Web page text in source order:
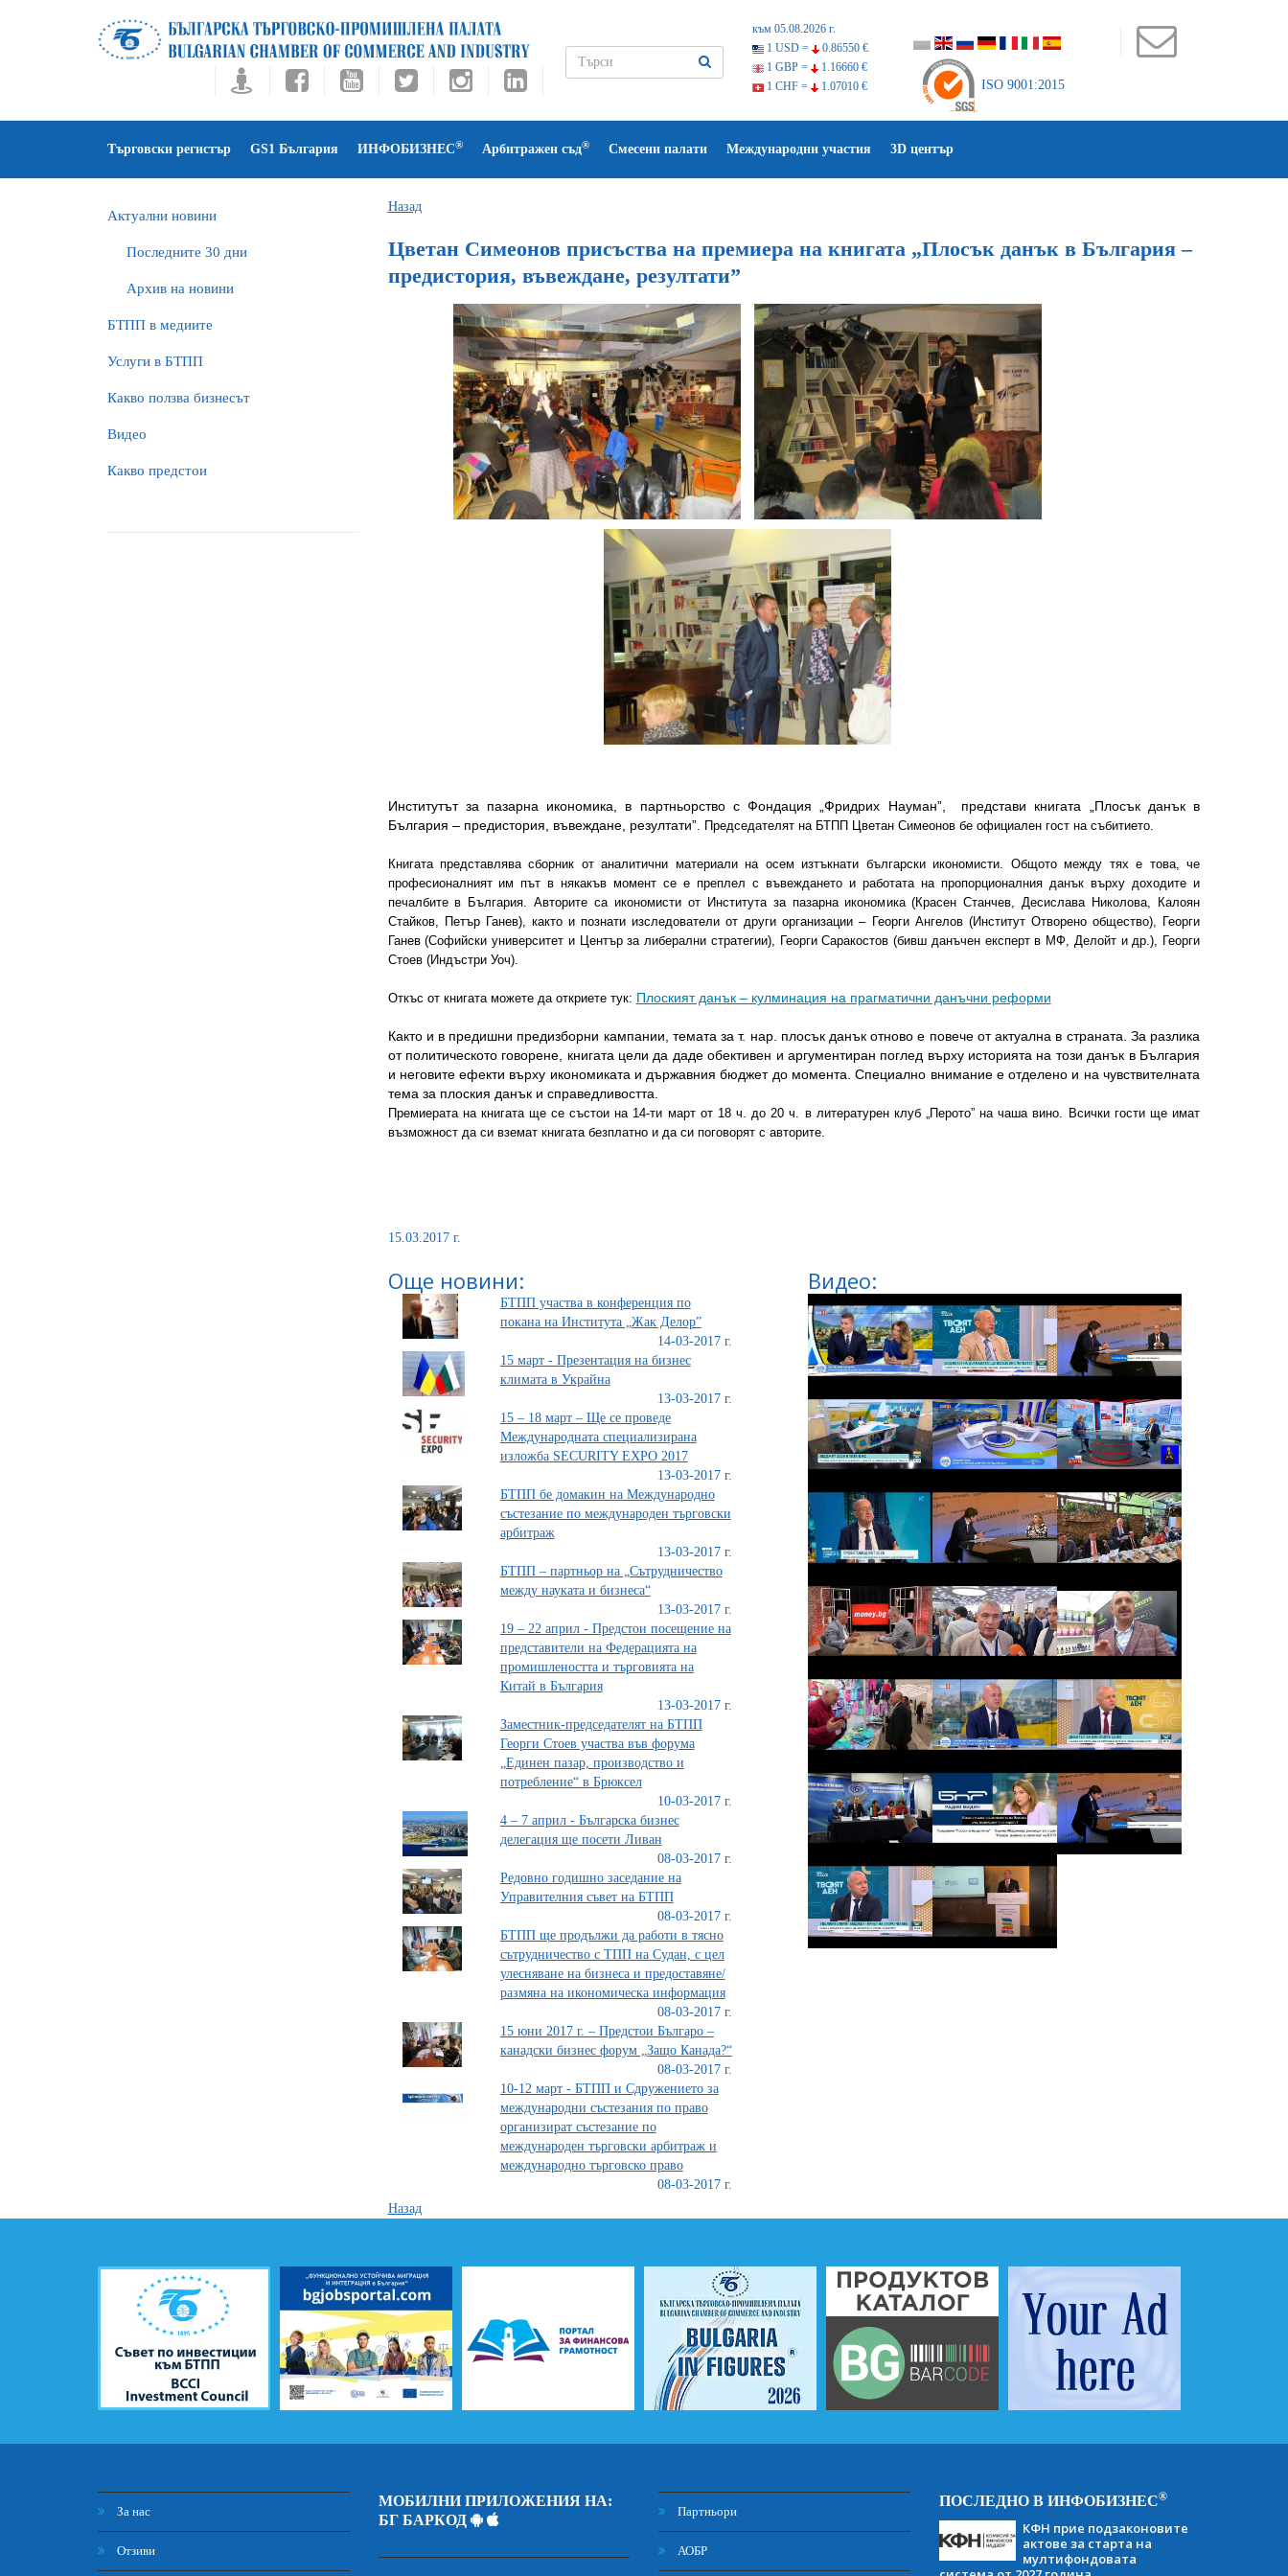
към 05.08.2026 г.
1 USD =
0.86550 €
1 GBP =
1.16660 €
1 CHF =
1.07010 € ISO 9001:2015
Търговски регистър GS1 България ИНФОБИЗНЕС® Арбитражен съд® Смесени палати Международни участия 3D център
Актуални новини
Последните 30 дни
Архив на новини
БTПП в медиите
Услуги в БТПП
Какво ползва бизнесът
Видео
Какво предстои
Назад
Цветан Симеонов присъства на премиера на книгата „Плосък данък в България –
предистория, въвеждане, резултати”
Институтът за пазарна икономика, в партньорство с Фондация „Фридрих Науман”, представи книгата „Плосък данък в
България – предистория, въвеждане, резултати”. Председателят на БТПП Цветан Симеонов бе официален гост на събитието.
Книгата представлява сборник от аналитични материали на осем изтъкнати български икономисти. Общото между тях е това, че
професионалният им път в някакъв момент се е преплел с въвеждането и работата на пропорционалния данък върху доходите и
печалбите в България. Авторите са икономисти от Института за пазарна икономика (Красен Станчев, Десислава Николова, Калоян
Стайков, Петър Ганев), както и познати изследователи от други организации – Георги Ангелов (Институт Отворено общество), Георги
Ганев (Софийски университет и Център за либерални стратегии), Георги Саракостов (бивш данъчен експерт в МФ, Делойт и др.), Георги
Стоев (Индъстри Уоч).
Откъс от книгата можете да откриете тук: Плоският данък – кулминация на прагматични данъчни реформи
Както и в предишни предизборни кампании, темата за т. нар. плосък данък отново е повече от актуална в страната. За разлика
от политическото говорене, книгата цели да даде обективен и аргументиран поглед върху историята на този данък в България
и неговите ефекти върху икономиката и държавния бюджет до момента. Специално внимание е отделено и на чувствителната
тема за плоския данък и справедливостта.
Премиерата на книгата ще се състои на 14-ти март от 18 ч. до 20 ч. в литературен клуб „Перото” на чаша вино. Всички гости ще имат
възможност да си вземат книгата безплатно и да си поговорят с авторите.
15.03.2017 г.
Още новини:
БТПП участва в конференция по
покана на Института „Жак Делор”
14-03-2017 г.
15 март - Презентация на бизнес
климата в Украйна
13-03-2017 г.
15 – 18 март – Ще се проведе
Международната специализирана
изложба SECURITY EXPO 2017
13-03-2017 г.
БТПП бе домакин на Международно
състезание по международен търговски
арбитраж
13-03-2017 г.
БТПП – партньор на „Сътрудничество
между науката и бизнеса“
13-03-2017 г.
19 – 22 април - Предстои посещение на
представители на Федерацията на
промишлеността и търговията на
Китай в България
13-03-2017 г.
Заместник-председателят на БТПП
Георги Стоев участва във форума
„Единен пазар, производство и
потребление“ в Брюксел
10-03-2017 г.
4 – 7 април - Българска бизнес
делегация ще посети Ливан
08-03-2017 г.
Редовно годишно заседание на
Управителния съвет на БТПП
08-03-2017 г.
БТПП ще продължи да работи в тясно
сътрудничество с ТПП на Судан, с цел
улесняване на бизнеса и предоставяне/
размяна на икономическа информация
08-03-2017 г.
15 юни 2017 г. – Предстои Българо –
канадски бизнес форум „Защо Канада?“
08-03-2017 г.
10-12 март - БТПП и Сдружението за
международни състезания по право
организират състезание по
международен търговски арбитраж и
международно търговско право
08-03-2017 г.
Видео:
Назад
За нас
Отзиви
МОБИЛНИ ПРИЛОЖЕНИЯ НА:
БГ БАРКОД
Партньори
АОБР
ПОСЛЕДНО В ИНФОБИЗНЕС®
КФН прие подзаконовите
актове за старта на
мултифондовата